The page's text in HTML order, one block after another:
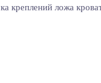
креплений ложа